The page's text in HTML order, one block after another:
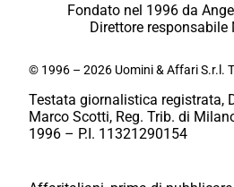
Fondato nel 1996 da
Direttore responsabile
© 1996 – 2026 Uomini & Affari S.r.l.
Testata giornalistica registrata,
Marco Scotti, Reg. Trib. di
1996 – P.I. 11321290154